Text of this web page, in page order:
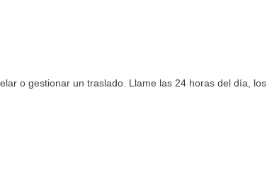
o gestionar un traslado. Llame las 24 horas del día, los